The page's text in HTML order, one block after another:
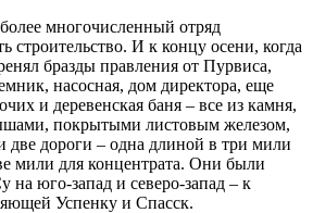
многочисленный отряд
строительство. И к концу осени, когда
бразды правления от Пурвиса,
насосная, дом директора, еще
и деревенская баня – все из камня,
покрытыми листовым железом,
две дороги – одна длиной в три мили
мили для концентрата. Они были
юго-запад и северо-запад – к
Успенку и Спасск.